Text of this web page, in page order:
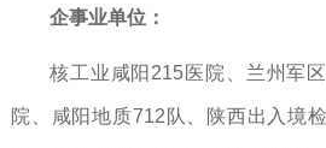
企事业单位：
核工业咸阳215医院、兰州军
院、咸阳地质712队、陕西出入境